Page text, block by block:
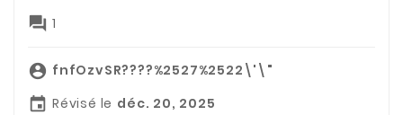
 1
 fnfOzvSR????%2527%2522\'\"
 Révisé le déc. 20, 2025